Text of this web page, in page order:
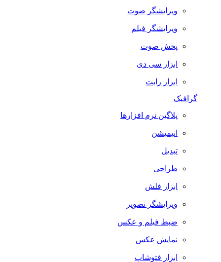
ویرایشگر صوت
ویرایشگر فیلم
پخش صوت
ابزار سی دی
ابزار رایت
گرافیک
پلاگین نرم افزارها
انیمیشن
تبدیل
طراحی
ابزار فلش
ویرایشگر تصویر
ضبط فيلم و عكس
نمایش عکس
ابزار فتوشاپ